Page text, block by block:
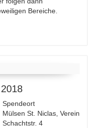
Bereiche.
Spendeort
Mülsen St. Niclas,
Schachtstr. 4